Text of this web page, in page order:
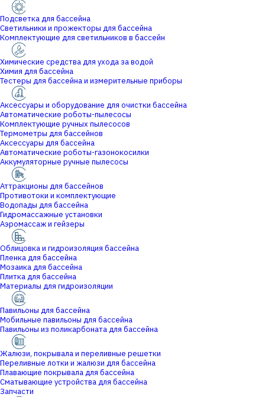
Подсветка для бассейна
Светильники и прожекторы для бассейна
Комплектующие для светильников в бассейн
Химические средства для ухода за водой
Химия для бассейна
Тестеры для бассейна и измерительные приборы
Аксессуары и оборудование для очистки бассейна
Автоматические роботы-пылесосы
Комплектующие ручных пылесосов
Термометры для бассейнов
Аксессуары для бассейна
Автоматические роботы-газонокосилки
Аккумуляторные ручные пылесосы
Аттракционы для бассейнов
Противотоки и комплектующие
Водопады для бассейна
Гидромассажные установки
Аэромассаж и гейзеры
Облицовка и гидроизоляция бассейна
Пленка для бассейна
Мозаика для бассейна
Плитка для бассейна
Материалы для гидроизоляции
Павильоны для бассейна
Мобильные павильоны для бассейна
Павильоны из поликарбоната для бассейна
Жалюзи, покрывала и переливные решетки
Переливные лотки и жалюзи для бассейна
Плавающие покрывала для бассейна
Сматывающие устройства для бассейна
Запчасти